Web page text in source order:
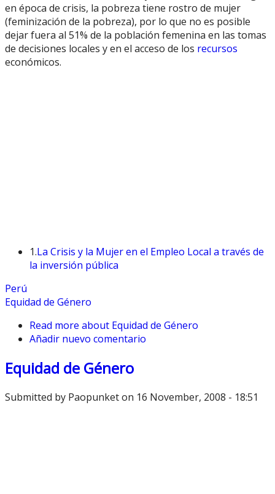
en época de crisis, la pobreza tiene rostro de mujer
(feminización de la pobreza), por lo que no es posible
dejar fuera al 51% de la población femenina en las tomas
de decisiones locales y en el acceso de los recursos
económicos.
1.La Crisis y la Mujer en el Empleo Local a través de
la inversión pública
Perú
Equidad de Género
Read more about Equidad de Género
Añadir nuevo comentario
Equidad de Género
Submitted by Paopunketon 16 November, 2008 - 18:51